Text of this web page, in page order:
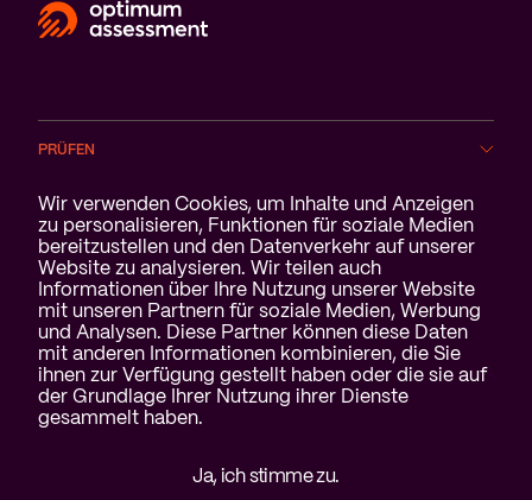
Cookie-Benachrichtigung
Wir verwenden Cookies, um Inhalte und Anzeigen
zu personalisieren, Funktionen für soziale Medien
bereitzustellen und den Datenverkehr auf unserer
Website zu analysieren. Wir teilen auch
Informationen über Ihre Nutzung unserer Website
mit unseren Partnern für soziale Medien, Werbung
und Analysen. Diese Partner können diese Daten
mit anderen Informationen kombinieren, die Sie
ihnen zur Verfügung gestellt haben oder die sie auf
der Grundlage Ihrer Nutzung ihrer Dienste
gesammelt haben.
Ja, ich stimme zu.
PRÜFEN
BRANCHEN
SERVICE
ÜBER UNS
Haftungsausschluss &
Datenschutzerklärung